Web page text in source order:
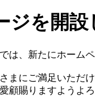
ジを開設
は、新たにホーム
まにご満足いただ
顧賜りますようよ